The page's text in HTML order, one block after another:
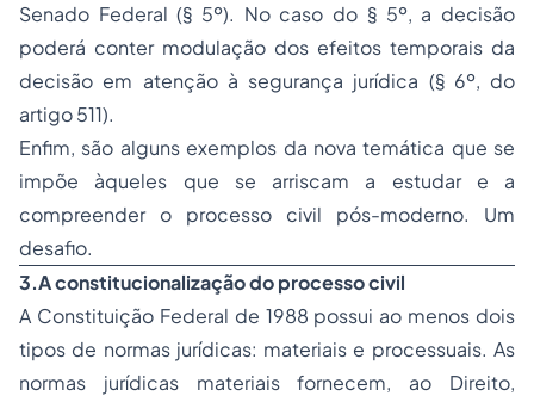
Senado Federal (§ 5º). No caso do § 5º, a decisão
poderá conter modulação dos efeitos temporais da
decisão em atenção à segurança jurídica (§ 6º, do
artigo 511).
Enfim, são alguns exemplos da nova temática que se
impõe àqueles que se arriscam a estudar e a
compreender o processo civil pós-moderno. Um
desafio.
3.A constitucionalização do processo civil
A Constituição Federal de 1988 possui ao menos dois
tipos de normas jurídicas: materiais e processuais. As
normas jurídicas materiais fornecem, ao Direito,